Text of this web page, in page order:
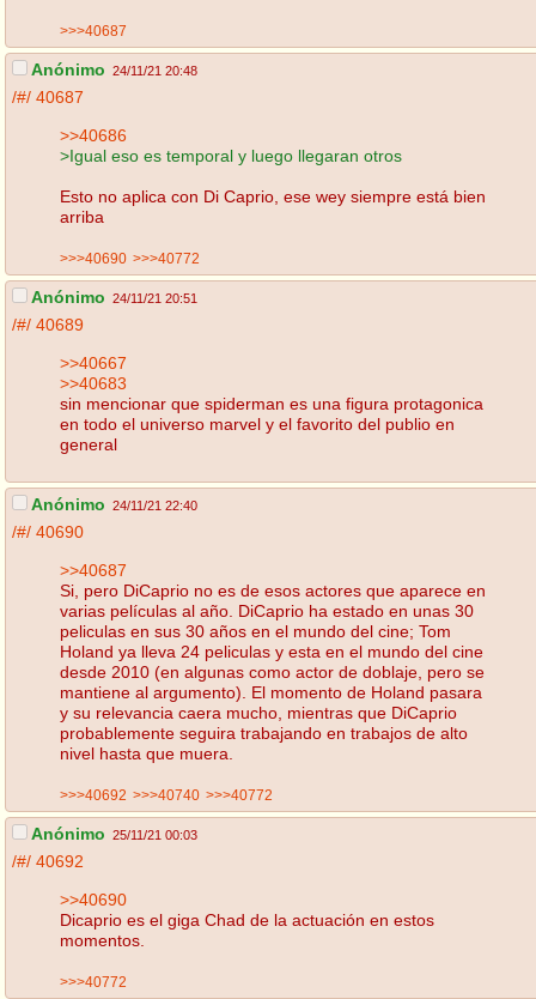
>>>40687
Anónimo 24/11/21 20:48
/#/ 40687
>>40686
>Igual eso es temporal y luego llegaran otros
Esto no aplica con Di Caprio, ese wey siempre está bien
arriba
>>>40690 >>>40772
Anónimo 24/11/21 20:51
/#/ 40689
>>40667
>>40683
sin mencionar que spiderman es una figura protagonica
en todo el universo marvel y el favorito del publio en
general
Anónimo 24/11/21 22:40
/#/ 40690
>>40687
Si, pero DiCaprio no es de esos actores que aparece en
varias películas al año. DiCaprio ha estado en unas 30
peliculas en sus 30 años en el mundo del cine; Tom
Holand ya lleva 24 peliculas y esta en el mundo del cine
desde 2010 (en algunas como actor de doblaje, pero se
mantiene al argumento). El momento de Holand pasara
y su relevancia caera mucho, mientras que DiCaprio
probablemente seguira trabajando en trabajos de alto
nivel hasta que muera.
>>>40692 >>>40740 >>>40772
Anónimo 25/11/21 00:03
/#/ 40692
>>40690
Dicaprio es el giga Chad de la actuación en estos
momentos.
>>>40772